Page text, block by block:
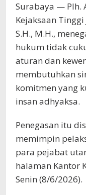
Surabaya — Plh.
Kejaksaan
S.H., M.H.,
hukum tidak
aturan dan
membutuhkan
komitmen yang
insan adhyaksa.
Penegasan itu
memimpin
para pejabat
halaman Kantor
Senin (8/6/2026).